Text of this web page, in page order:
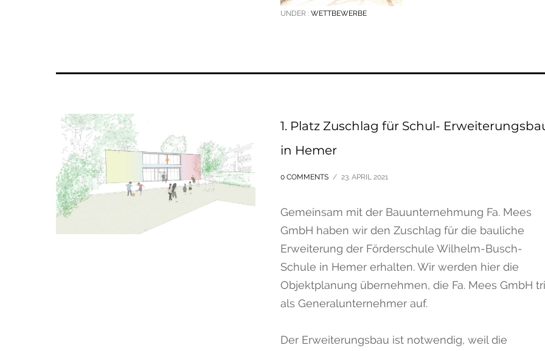
UNDER : WETTBEWERBE
1. Platz Zuschlag für Schul-
in Hemer
0 COMMENTS / 23. APRIL 2021
Gemeinsam mit der Bauunternehmung Fa. Mees
GmbH haben wir den Zuschlag für die bauliche
Erweiterung der Förderschule Wilhelm-Busch-
Schule in Hemer erhalten. Wir werden hier die
Objektplanung übernehmen, die Fa. Mees GmbH
als Generalunternehmer auf.
Der Erweiterungsbau ist notwendig, weil die